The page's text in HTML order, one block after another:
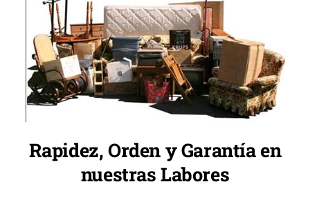
Rapidez, Orden y Garantía en
nuestras Labores